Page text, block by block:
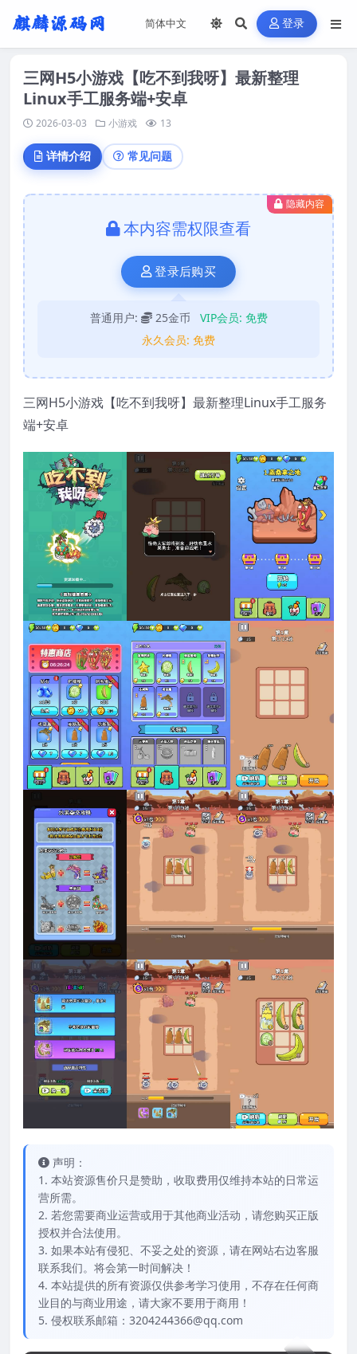
登录
三网H5小游戏【吃不到我呀】最新整理
Linux手工服务端+安卓
2026-03-03 小游戏 13
详情介绍 常见问题
隐藏内容
本内容需权限查看
登录后购买
普通用户: 25金币 VIP会员: 免费
永久会员: 免费
三网H5小游戏【吃不到我呀】最新整理Linux手工服务
端+安卓
声明：
1. 本站资源售价只是赞助，收取费用仅维持本站的日常运
营所需。
2. 若您需要商业运营或用于其他商业活动，请您购买正版
授权并合法使用。
3. 如果本站有侵犯、不妥之处的资源，请在网站右边客服
联系我们。将会第一时间解决！
4. 本站提供的所有资源仅供参考学习使用，不存在任何商
业目的与商业用途，请大家不要用于商用！
5. 侵权联系邮箱：3204244366@qq.com